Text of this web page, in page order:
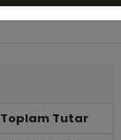
Toplam Tutar